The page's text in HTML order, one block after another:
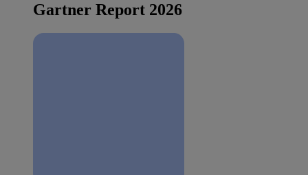
Gartner Report 2026